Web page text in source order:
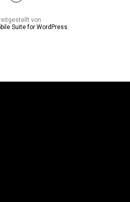
von
Suite for WordPress